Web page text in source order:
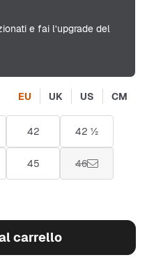
e fai l’upgrade del
EU UK US CM
42 42 ½
45 46
carrello